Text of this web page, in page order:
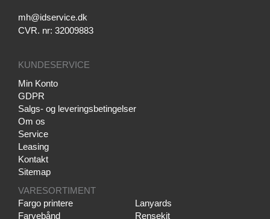
mh@idservice.dk
CVR. nr: 32009883
KUNDESERVICE
Min Konto
GDPR
Salgs- og leveringsbetingelser
Om os
Service
Leasing
Kontakt
Sitemap
VARESORTIMENT
Fargo printere
Farvebånd
Lanyards
Rensekit